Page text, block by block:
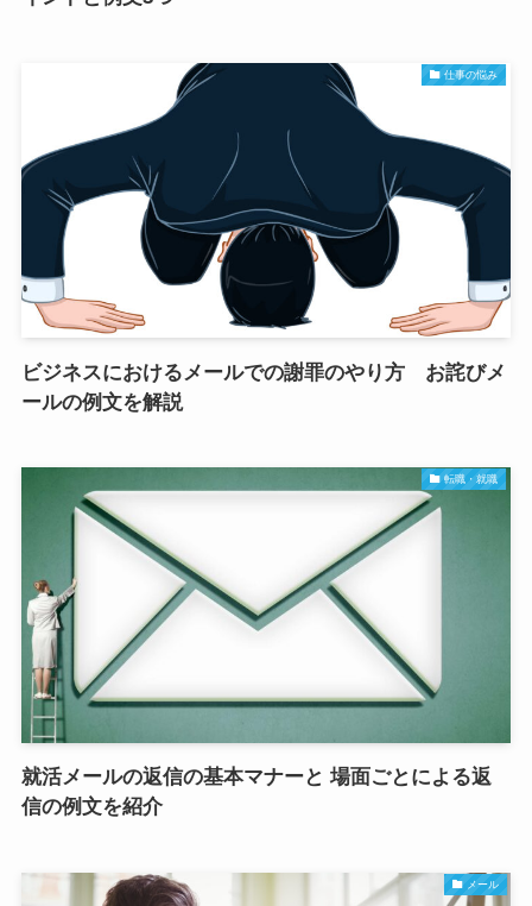
仕事の悩み
ビジネスにおけるメールでの謝罪のやり方 お詫びメ
ールの例文を解説
転職・就職
就活メールの返信の基本マナーと 場面ごとによる返
信の例文を紹介
メール